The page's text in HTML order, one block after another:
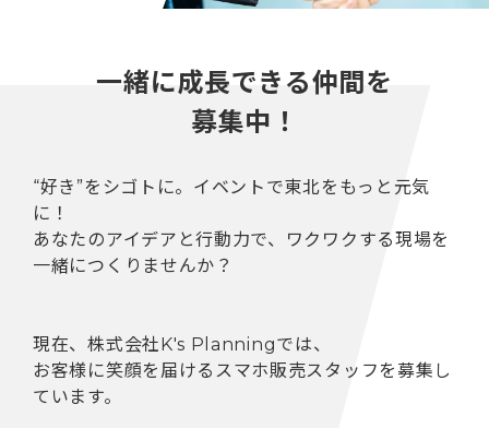
一緒に成長できる仲間を
募集中！
“好き”をシゴトに。イベントで東北をもっと元気
に！
あなたのアイデアと行動力で、ワクワクする現場を
一緒につくりませんか？
現在、株式会社K's Planningでは、
お客様に笑顔を届けるスマホ販売スタッフを募集し
ています。